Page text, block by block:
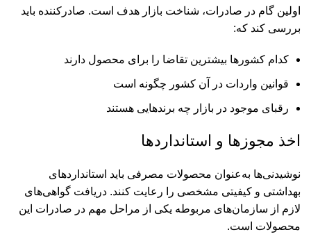
اولین گام در صادرات، شناخت بازار هدف است. صادرکننده باید
بررسی کند که:
کدام کشورها بیشترین تقاضا را برای محصول دارند
قوانین واردات در آن کشور چگونه است
رقبای موجود در بازار چه برندهایی هستند
اخذ مجوزها و استانداردها
نوشیدنی‌ها به‌عنوان محصولات مصرفی باید استانداردهای
بهداشتی و کیفیتی مشخصی را رعایت کنند. دریافت گواهی‌های
لازم از سازمان‌های مربوطه یکی از مراحل مهم در صادرات این
محصولات است.